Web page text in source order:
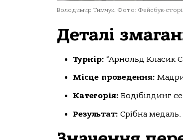
Володимир Тимчук. Фото: Фейсбук-
Деталі
Турнір: “Арнольд Класик
Місце проведення:
Категорія: Бодібілдинг
Результат: Срібна медаль.